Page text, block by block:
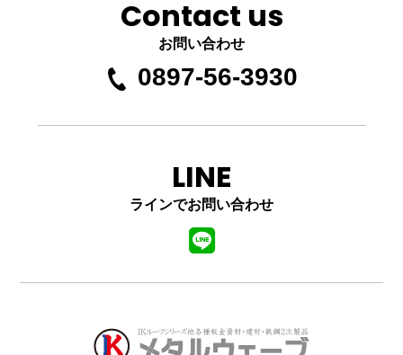
Contact us
お問い合わせ
0897-56-3930
LINE
ラインでお問い合わせ